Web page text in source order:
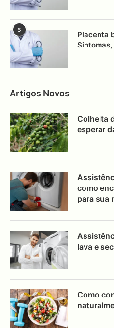
5
Placenta
Artigos Novos
Colheita
esperar
como
para sua
lava e
Como